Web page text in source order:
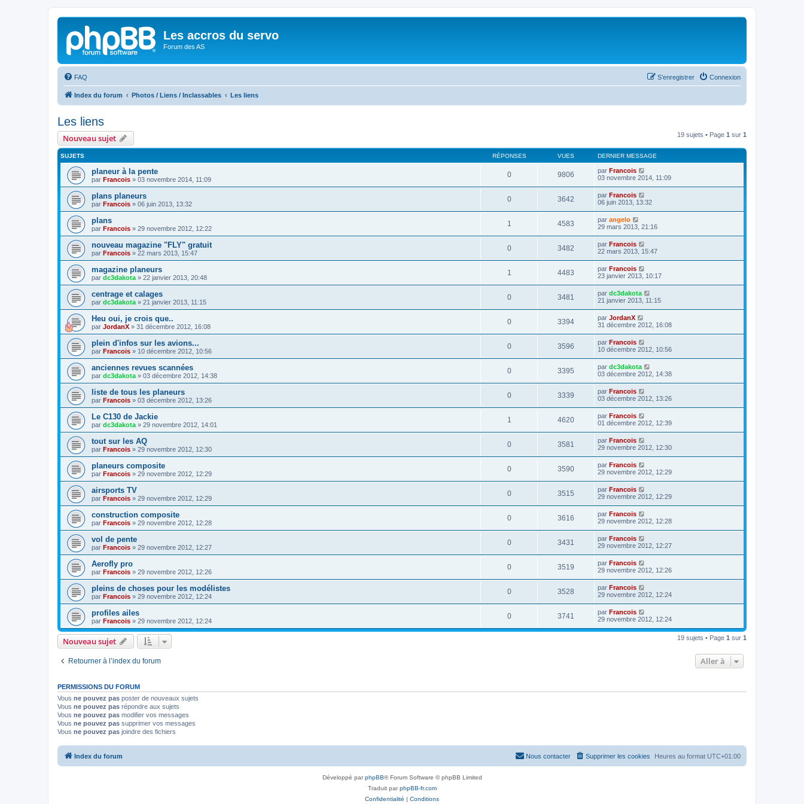
Les accros du servo
Forum des AS
FAQ Connexion
S’enregistrer
Index du forum Photos / Liens / Inclassables Les liens
Les liens
Nouveau sujet 19 sujets • Page 1 sur 1
SUJETS RÉPONSES VUES DERNIER MESSAGE
planeur à la pente
par Francois » 03 novembre 2014, 11:09
0 9806 par Francois
03 novembre 2014, 11:09
plans planeurs
par Francois » 06 juin 2013, 13:32
0 3642 par Francois
06 juin 2013, 13:32
plans
par Francois » 29 novembre 2012, 12:22
1 4583 par angelo
29 mars 2013, 21:16
nouveau magazine "FLY" gratuit
par Francois » 22 mars 2013, 15:47
0 3482 par Francois
22 mars 2013, 15:47
magazine planeurs
par dc3dakota » 22 janvier 2013, 20:48
1 4483 par Francois
23 janvier 2013, 10:17
centrage et calages
par dc3dakota » 21 janvier 2013, 11:15
0 3481 par dc3dakota
21 janvier 2013, 11:15
Heu oui, je crois que..
par JordanX » 31 décembre 2012, 16:08
0 3394 par JordanX
31 décembre 2012, 16:08
plein d'infos sur les avions...
par Francois » 10 décembre 2012, 10:56
0 3596 par Francois
10 décembre 2012, 10:56
anciennes revues scannées
par dc3dakota » 03 décembre 2012, 14:38
0 3395 par dc3dakota
03 décembre 2012, 14:38
liste de tous les planeurs
par Francois » 03 décembre 2012, 13:26
0 3339 par Francois
03 décembre 2012, 13:26
Le C130 de Jackie
par dc3dakota » 29 novembre 2012, 14:01
1 4620 par Francois
01 décembre 2012, 12:39
tout sur les AQ
par Francois » 29 novembre 2012, 12:30
0 3581 par Francois
29 novembre 2012, 12:30
planeurs composite
par Francois » 29 novembre 2012, 12:29
0 3590 par Francois
29 novembre 2012, 12:29
airsports TV
par Francois » 29 novembre 2012, 12:29
0 3515 par Francois
29 novembre 2012, 12:29
construction composite
par Francois » 29 novembre 2012, 12:28
0 3616 par Francois
29 novembre 2012, 12:28
vol de pente
par Francois » 29 novembre 2012, 12:27
0 3431 par Francois
29 novembre 2012, 12:27
Aerofly pro
par Francois » 29 novembre 2012, 12:26
0 3519 par Francois
29 novembre 2012, 12:26
pleins de choses pour les modélistes
par Francois » 29 novembre 2012, 12:24
0 3528 par Francois
29 novembre 2012, 12:24
profiles ailes
par Francois » 29 novembre 2012, 12:24
0 3741 par Francois
29 novembre 2012, 12:24
Nouveau sujet 19 sujets • Page 1 sur 1
Retourner à l’index du forum Aller à
PERMISSIONS DU FORUM
Vous ne pouvez pas poster de nouveaux sujets
Vous ne pouvez pas répondre aux sujets
Vous ne pouvez pas modifier vos messages
Vous ne pouvez pas supprimer vos messages
Vous ne pouvez pas joindre des fichiers
Index du forum Heures au format UTC+01:00
Supprimer les cookies
Nous contacter
Développé parphpBB® Forum Software © phpBB Limited
Traduit parphpBB-fr.com
Confidentialité | Conditions